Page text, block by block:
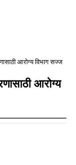
आरोग्य विभाग सज्ज
आरोग्य